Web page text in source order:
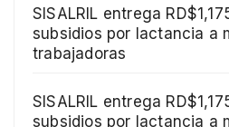
SISALRIL entrega
subsidios por lactancia a
trabajadoras
SISALRIL entrega
subsidios por lactancia a